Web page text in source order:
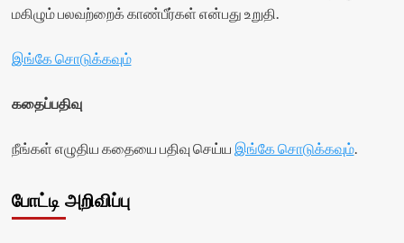
மகிழும் பலவற்றைக் காண்பீர்கள் என்பது உறுதி.
இங்கே சொடுக்கவும்
கதைப்பதிவு
நீங்கள் எழுதிய கதையை பதிவு செய்ய இங்கே சொடுக்கவும்.
போட்டி அறிவிப்பு